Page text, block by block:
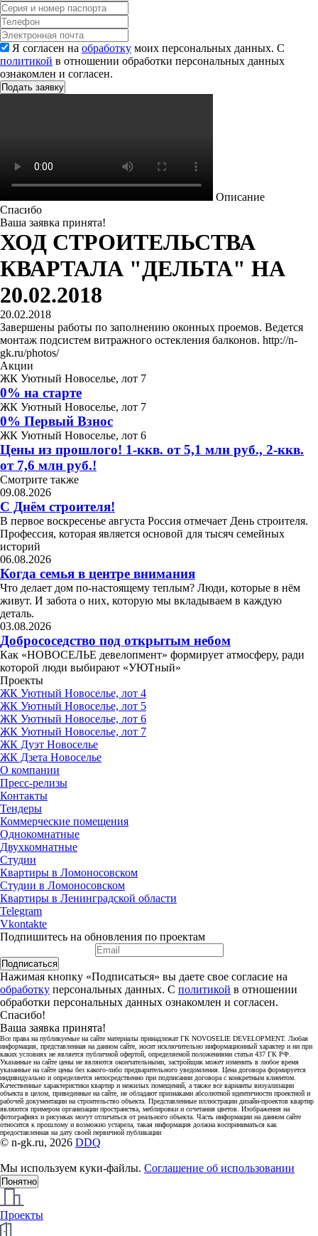
Я согласен на обработку моих персональных данных. С
политикой в отношении обработки персональных данных
ознакомлен и согласен.
Описание
Спасибо
Ваша заявка принята!
ХОД СТРОИТЕЛЬСТВА
КВАРТАЛА "ДЕЛЬТА" НА
20.02.2018
20.02.2018
Завершены работы по заполнению оконных проемов. Ведется
монтаж подсистем витражного остекления балконов. http://n-
gk.ru/photos/
Акции
ЖК Уютный Новоселье, лот 7
0% на старте
ЖК Уютный Новоселье, лот 7
0% Первый Взнос
ЖК Уютный Новоселье, лот 6
Цены из прошлого! 1-ккв. от 5,1 млн руб., 2-ккв.
от 7,6 млн руб.!
Смотрите также
09.08.2026
С Днём строителя!
В первое воскресенье августа Россия отмечает День строителя.
Профессия, которая является основой для тысяч семейных
историй
06.08.2026
Когда семья в центре внимания
Что делает дом по-настоящему теплым? Люди, которые в нём
живут. И забота о них, которую мы вкладываем в каждую
деталь.
03.08.2026
Добрососедство под открытым небом
Как «НОВОСЕЛЬЕ девелопмент» формирует атмосферу, ради
которой люди выбирают «УЮТный»
Проекты
ЖК Уютный Новоселье, лот 4
ЖК Уютный Новоселье, лот 5
ЖК Уютный Новоселье, лот 6
ЖК Уютный Новоселье, лот 7
ЖК Дуэт Новоселье
ЖК Дзета Новоселье
О компании
Пресс-релизы
Контакты
Тендеры
Коммерческие помещения
Однокомнатные
Двухкомнатные
Студии
Квартиры в Ломоносовском
Студии в Ломоносовском
Квартиры в Ленинградской области
Telegram
Vkontakte
Подпишитесь на обновления по проектам
Подписаться
Нажимая кнопку «Подписаться» вы даете свое согласие на
обработку персональных данных. С политикой в отношении
обработки персональных данных ознакомлен и согласен.
Спасибо!
Ваша заявка принята!
Все права на публикуемые на сайте материалы принадлежат ГК NOVOSELIE DEVELOPMENT. Любая
информация, представленная на данном сайте, носит исключительно информационный характер и ни при
каких условиях не является публичной офертой, определяемой положениями статьи 437 ГК РФ.
Указанные на сайте цены не являются окончательными, застройщик может изменить в любое время
указанные на сайте цены без какого-либо предварительного уведомления. Цена договора формируется
индивидуально и определяется непосредственно при подписании договора с конкретным клиентом.
Качественные характеристики квартир и нежилых помещений, а также все варианты визуализации
объекта в целом, приведенные на сайте, не обладают признаками абсолютной идентичности проектной и
рабочей документации на строительство объекта. Представленные иллюстрации дизайн-проектов квартир
являются примером организации пространства, меблировки и сочетания цветов. Изображения на
фотографиях и рисунках могут отличаться от реального объекта. Часть информации на данном сайте
относится к прошлому и возможно устарела, такая информация должна восприниматься как
предоставленная на дату своей первичной публикации
© n-gk.ru, 2026 DDQ
Мы используем куки-файлы. Соглашение об использовании
Понятно
Проекты